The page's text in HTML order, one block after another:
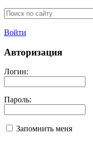
Войти
Авторизация
Логин:
Пароль:
Запомнить меня